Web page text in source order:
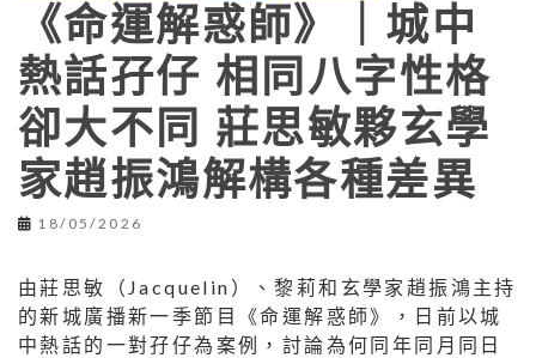
《命運解惑師》｜城中
熱話孖仔 相同八字性格
卻大不同 莊思敏夥玄學
家趙振鴻解構各種差異
18/05/2026
由莊思敏（Jacquelin）、黎莉和玄學家趙振鴻主持
的新城廣播新一季節目《命運解惑師》，日前以城
中熱話的一對孖仔為案例，討論為何同年同月同日